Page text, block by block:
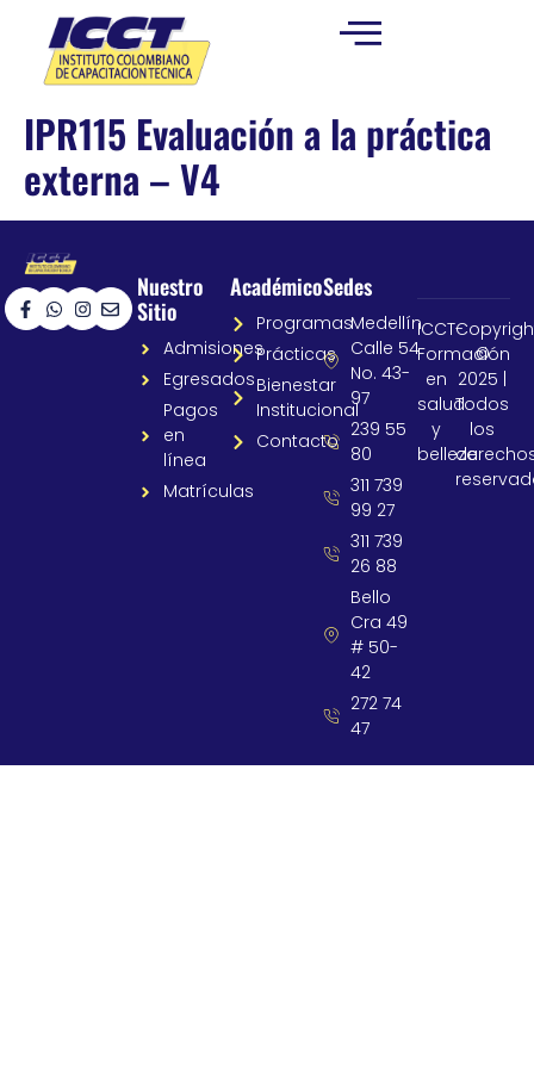
IPR115 Evaluación a la práctica
externa – V4
Nuestro
Sitio
Admisiones
Egresados
Pagos
en
línea
Matrículas
Académico
Programas
Prácticas
Bienestar
Institucional
Contacto
Sedes
Medellín
Calle 54
No. 43-
97
239 55
80
311 739
99 27
311 739
26 88
Bello
Cra 49
# 50-
42
272 74
47
ICCT-
Formación
en
salud
y
belleza
©
2025 |
Todos
los